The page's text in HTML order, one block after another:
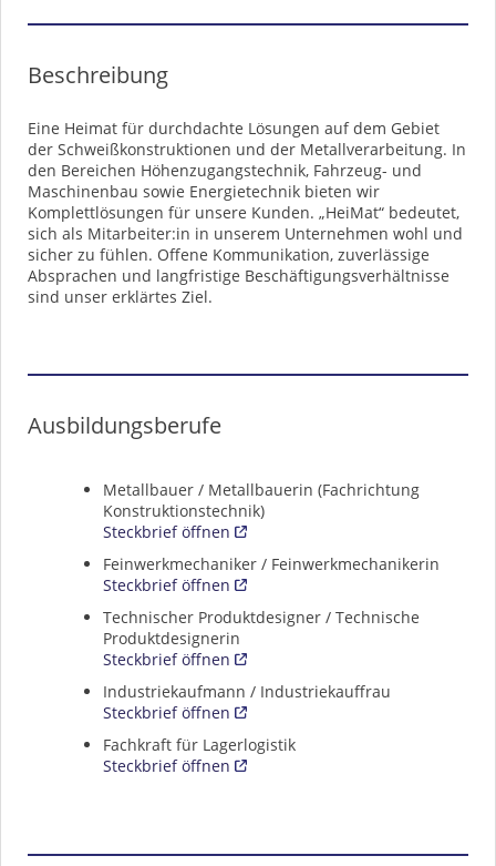
Beschreibung
Eine Heimat für durchdachte Lösungen auf dem Gebiet
der Schweißkonstruktionen und der Metallverarbeitung. In
den Bereichen Höhenzugangstechnik, Fahrzeug- und
Maschinenbau sowie Energietechnik bieten wir
Komplettlösungen für unsere Kunden. „HeiMat“ bedeutet,
sich als Mitarbeiter:in in unserem Unternehmen wohl und
sicher zu fühlen. Offene Kommunikation, zuverlässige
Absprachen und langfristige Beschäftigungsverhältnisse
sind unser erklärtes Ziel.
Ausbildungsberufe
Metallbauer / Metallbauerin (Fachrichtung
Konstruktionstechnik)
Steckbrief öffnen
Feinwerkmechaniker / Feinwerkmechanikerin
Steckbrief öffnen
Technischer Produktdesigner / Technische
Produktdesignerin
Steckbrief öffnen
Industriekaufmann / Industriekauffrau
Steckbrief öffnen
Fachkraft für Lagerlogistik
Steckbrief öffnen